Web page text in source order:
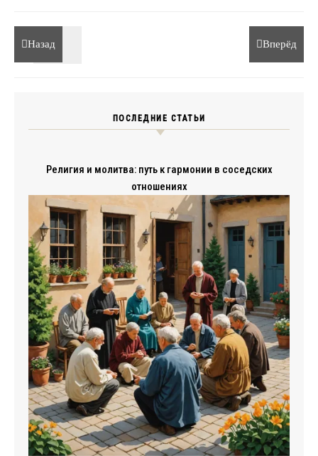
Назад Вперёд
ПОСЛЕДНИЕ СТАТЬИ
Религия и молитва: путь к гармонии в соседских
отношениях